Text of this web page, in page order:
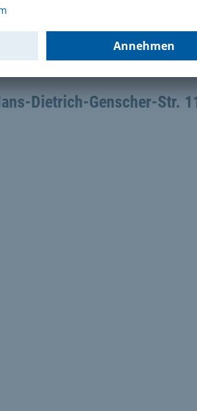
Dietrich-Genscher-Str.